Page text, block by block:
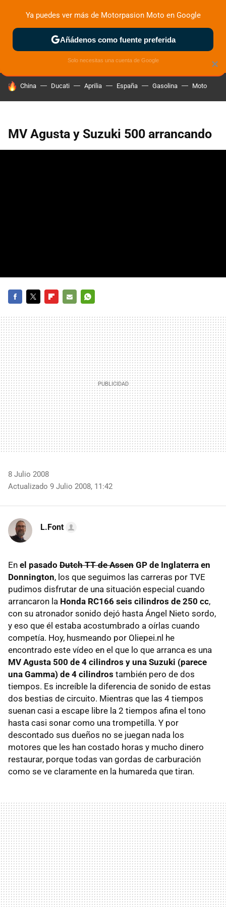
ZONA DE PRUEBAS DEPORTIVAS MOTOS ELÉCTRICAS
HOY SE HABLA DE
China Ducati Aprilia España Gasolina Moto
MV Agusta y Suzuki 500 arrancando
MAIL
8 Julio 2008
Actualizado 9 Julio 2008, 11:42
L.Font
En el pasado Dutch TT de Assen GP de Inglaterra en
Donnington, los que seguimos las carreras por TVE
pudimos disfrutar de una situación especial cuando
arrancaron la Honda RC166 seis cilindros de 250 cc,
con su atronador sonido dejó hasta Ángel Nieto sordo,
y eso que él estaba acostumbrado a oírlas cuando
competía. Hoy, husmeando por Oliepei.nl he
encontrado este vídeo en el que lo que arranca es una
MV Agusta 500 de 4 cilindros y una Suzuki (parece
una Gamma) de 4 cilindros también pero de dos
tiempos. Es increíble la diferencia de sonido de estas
dos bestias de circuito. Mientras que las 4 tiempos
suenan casi a escape libre la 2 tiempos afina el tono
hasta casi sonar como una trompetilla. Y por
descontado sus dueños no se juegan nada los
motores que les han costado horas y mucho dinero
restaurar, porque todas van gordas de carburación
como se ve claramente en la humareda que tiran.
×
Ya puedes ver más de Motorpasion Moto en Google
Añádenos como fuente preferida
Solo necesitas una cuenta de Google